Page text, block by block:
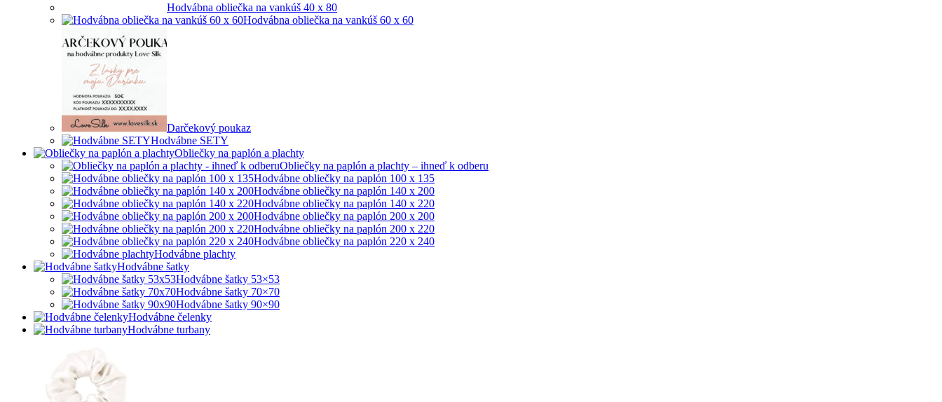
Hodvábna obliečka na vankúš 40 x 80
Hodvábna obliečka na vankúš 60 x 60
Darčekový poukaz
Hodvábne SETY
Obliečky na paplón a plachty
Obliečky na paplón a plachty – ihneď k odberu
Hodvábne obliečky na paplón 100 x 135
Hodvábne obliečky na paplón 140 x 200
Hodvábne obliečky na paplón 140 x 220
Hodvábne obliečky na paplón 200 x 200
Hodvábne obliečky na paplón 200 x 220
Hodvábne obliečky na paplón 220 x 240
Hodvábne plachty
Hodvábne šatky
Hodvábne šatky 53×53
Hodvábne šatky 70×70
Hodvábne šatky 90×90
Hodvábne čelenky
Hodvábne turbany